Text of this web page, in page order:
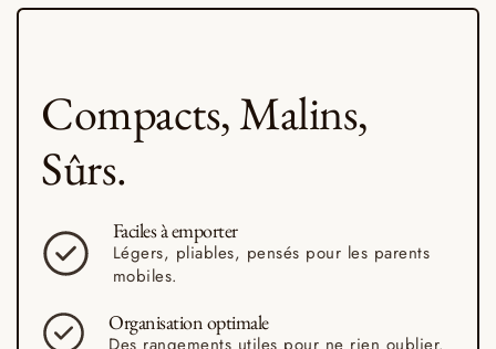
Compacts, Malins,
Sûrs.
Faciles àemporter
Légers, pliables, pensés pour les parents
mobiles.
Organisationoptimale